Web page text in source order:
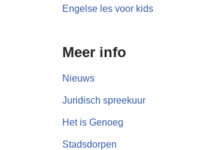
Engelse les voor kids
Meer info
Nieuws
Juridisch spreekuur
Het is Genoeg
Stadsdorpen